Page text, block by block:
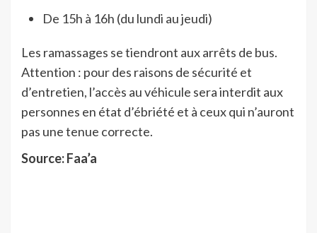
De 15h à 16h (du lundi au jeudi)
Les ramassages se tiendront aux arrêts de bus.
Attention : pour des raisons de sécurité et
d’entretien, l’accès au véhicule sera interdit aux
personnes en état d’ébriété et à ceux qui n’auront
pas une tenue correcte.
Source: Faa’a